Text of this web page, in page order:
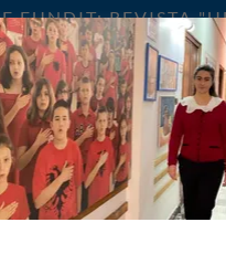
E FUNDIT: REVISTA
E SHKRONJAVE"
0692076068